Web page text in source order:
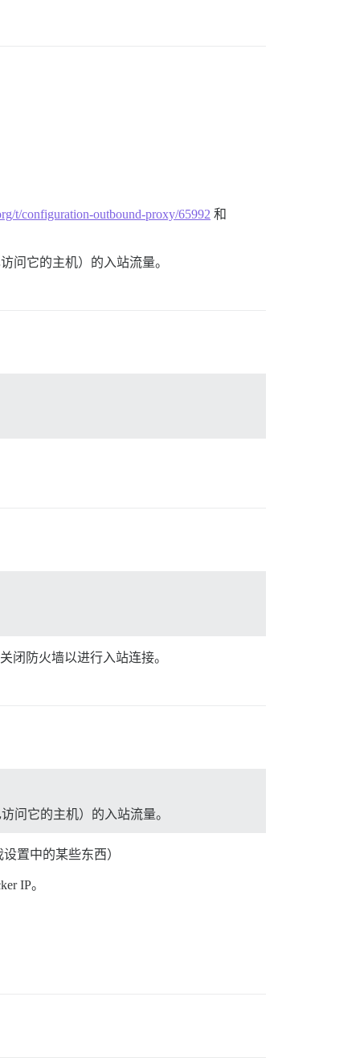
t/configuration-outbound-proxy/65992 和
问它的主机）的入站流量。
闭防火墙以进行入站连接。
问它的主机）的入站流量。
置中的某些东西）
IP。